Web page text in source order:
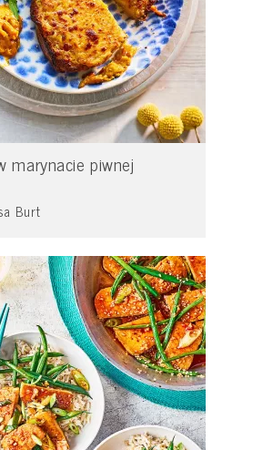
marynacie piwnej
Burt